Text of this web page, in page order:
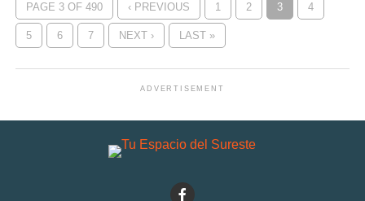
PAGE 3 OF 490 ‹ PREVIOUS 1 2 3 4
5 6 7 NEXT › LAST »
ADVERTISEMENT